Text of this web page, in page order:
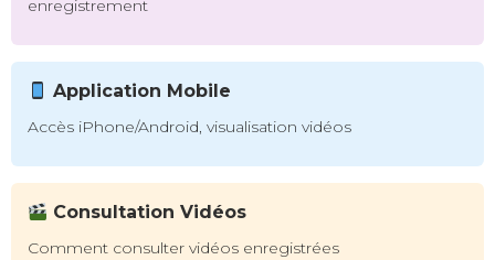
enregistrement
Application Mobile
Accès iPhone/Android, visualisation vidéos
Consultation Vidéos
Comment consulter vidéos enregistrées